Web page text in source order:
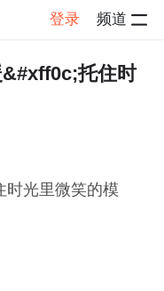
登录 频道
详情
托住时
时光里微笑的模